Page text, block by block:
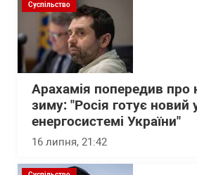
Суспільство
Арахамія попередив про
зиму: "Росія готує новий
енергосистемі України"
16 липня, 21:42